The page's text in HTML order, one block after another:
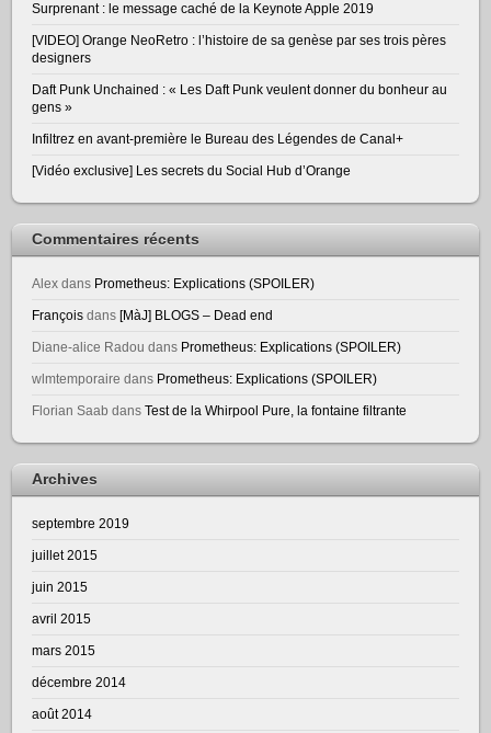
Surprenant : le message caché de la Keynote Apple 2019
[VIDEO] Orange NeoRetro : l’histoire de sa genèse par ses trois pères
designers
Daft Punk Unchained : « Les Daft Punk veulent donner du bonheur au
gens »
Infiltrez en avant-première le Bureau des Légendes de Canal+
[Vidéo exclusive] Les secrets du Social Hub d’Orange
Commentaires récents
Alex dans Prometheus: Explications (SPOILER)
François dans[MàJ] BLOGS – Dead end
Diane-alice Radou dans Prometheus: Explications (SPOILER)
wlmtemporaire dans Prometheus: Explications (SPOILER)
Florian Saab dansTest de la Whirpool Pure, la fontaine filtrante
Archives
septembre 2019
juillet 2015
juin 2015
avril 2015
mars 2015
décembre 2014
août 2014